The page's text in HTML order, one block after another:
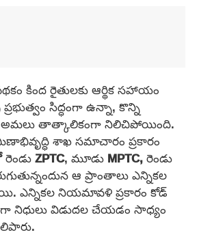
కింద రైతులకు ఆర్థిక సహాయం
ప్రభుత్వం సిద్ధంగా ఉన్నా, కొన్ని
అమలు తాత్కాలికంగా నిలిచిపోయింది.
శాఖ సమాచారం ప్రకారం
రెండుZPTC, మూడుMPTC,రెండు
ఆ ప్రాంతాలు ఎన్నికల
ఎన్నికల నియమావళి ప్రకారం కోడ్
నిధులు విడుదల చేయడం సాధ్యం